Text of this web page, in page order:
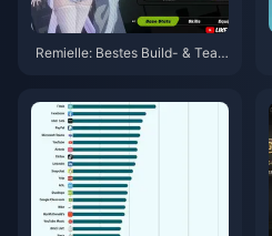
Remielle: Bestes Build- & Team